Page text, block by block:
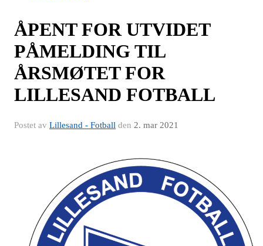
ÅPENT FOR UTVIDET
PÅMELDING TIL
ÅRSMØTET FOR
LILLESAND FOTBALL
Postet av Lillesand - Fotball den 2. mar 2021